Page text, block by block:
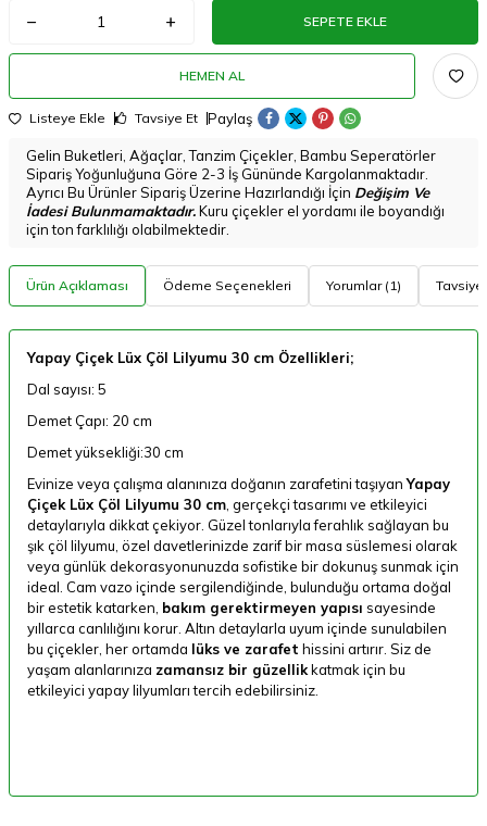
SEPETE EKLE
HEMEN AL
Listeye Ekle Tavsiye Et Paylaş
Gelin Buketleri, Ağaçlar, Tanzim Çiçekler, Bambu Seperatörler
Sipariş Yoğunluğuna Göre 2-3 İş Gününde Kargolanmaktadır.
Ayrıcı Bu Ürünler Sipariş Üzerine Hazırlandığı İçin Değişim Ve
İadesi Bulunmamaktadır.Kuru çiçekler el yordamı ile boyandığı
için ton farklılığı olabilmektedir.
Ürün Açıklaması Ödeme Seçenekleri Yorumlar (1) Tavsiye
Yapay Çiçek Lüx Çöl Lilyumu 30 cm Özellikleri;
Dal sayısı: 5
Demet Çapı: 20 cm
Demet yüksekliği:30 cm
Evinize veya çalışma alanınıza doğanın zarafetini taşıyanYapay
Çiçek Lüx Çöl Lilyumu 30 cm, gerçekçi tasarımı ve etkileyici
detaylarıyla dikkat çekiyor. Güzel tonlarıyla ferahlık sağlayan bu
şık çöl lilyumu, özel davetlerinizde zarif bir masa süslemesi olarak
veya günlük dekorasyonunuzda sofistike bir dokunuş sunmak için
ideal. Cam vazo içinde sergilendiğinde, bulunduğu ortama doğal
bir estetik katarken, bakım gerektirmeyen yapısı sayesinde
yıllarca canlılığını korur. Altın detaylarla uyum içinde sunulabilen
bu çiçekler, her ortamda lüks ve zarafet hissini artırır. Siz de
yaşam alanlarınıza zamansız bir güzellikkatmak için bu
etkileyici yapay lilyumları tercih edebilirsiniz.